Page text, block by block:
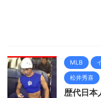
MLB
松井秀喜
歴代日本